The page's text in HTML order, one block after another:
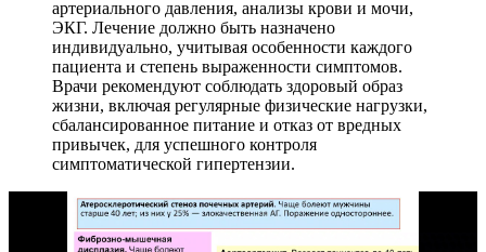
артериального давления, анализы крови и мочи,
ЭКГ. Лечение должно быть назначено
индивидуально, учитывая особенности каждого
пациента и степень выраженности симптомов.
Врачи рекомендуют соблюдать здоровый образ
жизни, включая регулярные физические нагрузки,
сбалансированное питание и отказ от вредных
привычек, для успешного контроля
симптоматической гипертензии.